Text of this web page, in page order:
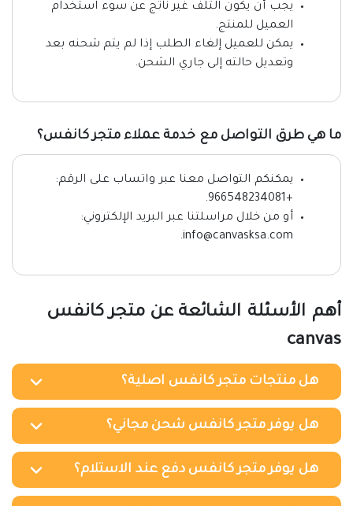
يجب أن يكون التلف غير ناتج عن سوء استخدام
العميل للمنتج.
يمكن للعميل إلغاء الطلب إذا لم يتم شحنه بعد
وتعديل حالته إلى جاري الشحن.
ما هي طرق التواصل مع خدمة عملاء متجر كانفس؟
يمكنكم التواصل معنا عبر واتساب على الرقم:
+966548234081.
أو من خلال مراسلتنا عبر البريد الإلكتروني:
info@canvasksa.com.
أهم الأسئلة الشائعة عن متجر كانفس
canvas
هل منتجات متجر كانفس اصلية؟
هل يوفر متجر كانفس شحن مجاني؟
هل يوفر متجر كانفس دفع عند الاستلام؟